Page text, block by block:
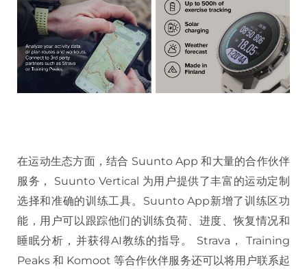
在运动生态方面，结合 Suunto App 和大量的合作伙伴
服务， Suunto Vertical 为用户提供了丰富的运动定制
选择和准确的训练工具。Suunto App新增了训练区功
能，用户可以跟踪他们的训练负荷、进度、恢复情况和
睡眠分析，并获得AI教练的指导。 Strava， Training
Peaks 和 Komoot 等合作伙伴服务还可以将用户联系起